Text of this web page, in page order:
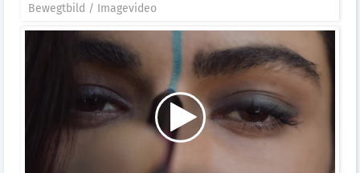
Bewegtbild / Imagevideo